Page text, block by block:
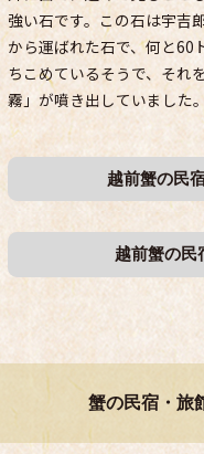
強い石です。この石は宇吉
から運ばれた石で、何と60
ちこめているそうで、それ
霧」が噴き出していました。
越前蟹の民
越前蟹の
蟹の民宿・旅